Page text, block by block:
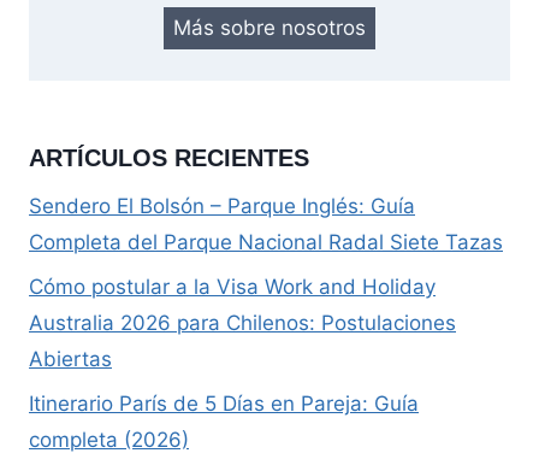
Más sobre nosotros
ARTÍCULOS RECIENTES
Sendero El Bolsón – Parque Inglés: Guía
Completa del Parque Nacional Radal Siete Tazas
Cómo postular a la Visa Work and Holiday
Australia 2026 para Chilenos: Postulaciones
Abiertas
Itinerario París de 5 Días en Pareja: Guía
completa (2026)